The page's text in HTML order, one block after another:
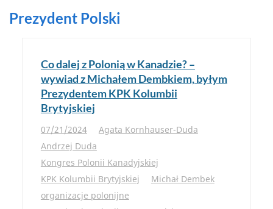
Prezydent Polski
Co dalej z Polonią w Kanadzie? –
wywiad z Michałem Dembkiem, byłym
Prezydentem KPK Kolumbii
Brytyjskiej
07/21/2024
Agata Kornhauser-Duda
Andrzej Duda
Kongres Polonii Kanadyjskiej
KPK Kolumbii Brytyjskiej
Michał Dembek
organizacje polonijne